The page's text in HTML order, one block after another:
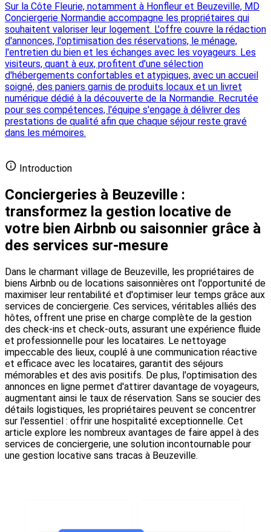
Sur la Côte Fleurie, notamment à Honfleur et Beuzeville, MD
Conciergerie Normandie accompagne les propriétaires qui
souhaitent valoriser leur logement. L'offre couvre la rédaction
d'annonces, l'optimisation des réservations, le ménage,
l'entretien du bien et les échanges avec les voyageurs. Les
visiteurs, quant à eux, profitent d'une sélection
d'hébergements confortables et atypiques, avec un accueil
soigné, des paniers garnis de produits locaux et un livret
numérique dédié à la découverte de la Normandie. Recrutée
pour ses compétences, l'équipe s'engage à délivrer des
prestations de qualité afin que chaque séjour reste gravé
dans les mémoires.
Introduction
Conciergeries à Beuzeville :
transformez la gestion locative de
votre bien Airbnb ou saisonnier grâce à
des services sur-mesure
Dans le charmant village de Beuzeville, les propriétaires de
biens Airbnb ou de locations saisonnières ont l'opportunité de
maximiser leur rentabilité et d'optimiser leur temps grâce aux
services de conciergerie. Ces services, véritables alliés des
hôtes, offrent une prise en charge complète de la gestion
des check-ins et check-outs, assurant une expérience fluide
et professionnelle pour les locataires. Le nettoyage
impeccable des lieux, couplé à une communication réactive
et efficace avec les locataires, garantit des séjours
mémorables et des avis positifs. De plus, l'optimisation des
annonces en ligne permet d'attirer davantage de voyageurs,
augmentant ainsi le taux de réservation. Sans se soucier des
détails logistiques, les propriétaires peuvent se concentrer
sur l'essentiel : offrir une hospitalité exceptionnelle. Cet
article explore les nombreux avantages de faire appel à des
services de conciergerie, une solution incontournable pour
une gestion locative sans tracas à Beuzeville.